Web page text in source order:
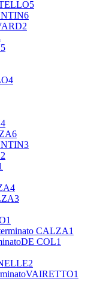
CALZA1
COL1